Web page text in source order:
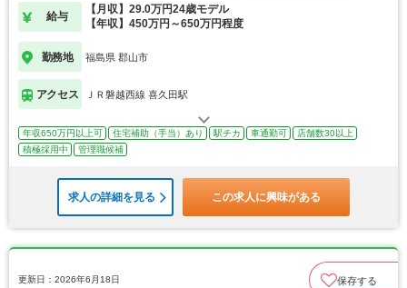
給与
【月収】29.0万円24歳モデル
【年収】450万円～650万円程度
勤務地 福島県 郡山市
アクセス ＪＲ磐越西線 喜久田駅
年収650万円以上可 住宅補助（手当）あり 駅チカ 車通勤可
店舗数30以上
積極採用中
管理職候補
求人の詳細を見る この求人に興味がある
更新日：2026年6月18日 保存する